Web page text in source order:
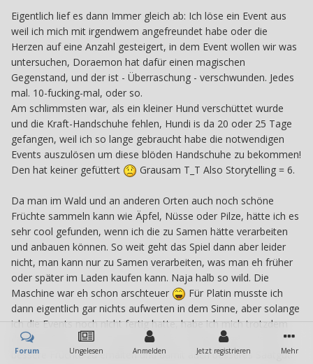
Eigentlich lief es dann Immer gleich ab: Ich löse ein Event aus
weil ich mich mit irgendwem angefreundet habe oder die
Herzen auf eine Anzahl gesteigert, in dem Event wollen wir was
untersuchen, Doraemon hat dafür einen magischen
Gegenstand, und der ist - Überraschung - verschwunden. Jedes
mal. 10-fucking-mal, oder so.
Am schlimmsten war, als ein kleiner Hund verschüttet wurde
und die Kraft-Handschuhe fehlen, Hundi is da 20 oder 25 Tage
gefangen, weil ich so lange gebraucht habe die notwendigen
Events auszulösen um diese blöden Handschuhe zu bekommen!
Den hat keiner gefüttert
Grausam T_T Also Storytelling = 6.
Da man im Wald und an anderen Orten auch noch schöne
Früchte sammeln kann wie Äpfel, Nüsse oder Pilze, hätte ich es
sehr cool gefunden, wenn ich die zu Samen hätte verarbeiten
und anbauen können. So weit geht das Spiel dann aber leider
nicht, man kann nur zu Samen verarbeiten, was man eh früher
oder später im Laden kaufen kann. Naja halb so wild. Die
Maschine war eh schon arschteuer
Für Platin musste ich
dann eigentlich gar nichts aufwerten in dem Sinne, aber solange
ich die Events noch nicht fertig hatte, habe ich mich trotzdem
damit befasst, jeden Tag mein Feld zu düngen und so immer
bessere Früchte zu erhalten und damit auch besseres Saatgut.
Forum Ungelesen Anmelden Jetzt registrieren Mehr